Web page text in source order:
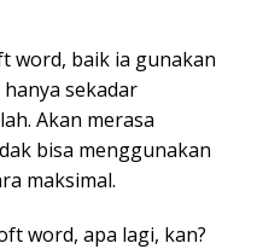
word, baik ia gunakan
sekadar
Akan merasa
bisa menggunakan
maksimal.
word, apa lagi, kan?